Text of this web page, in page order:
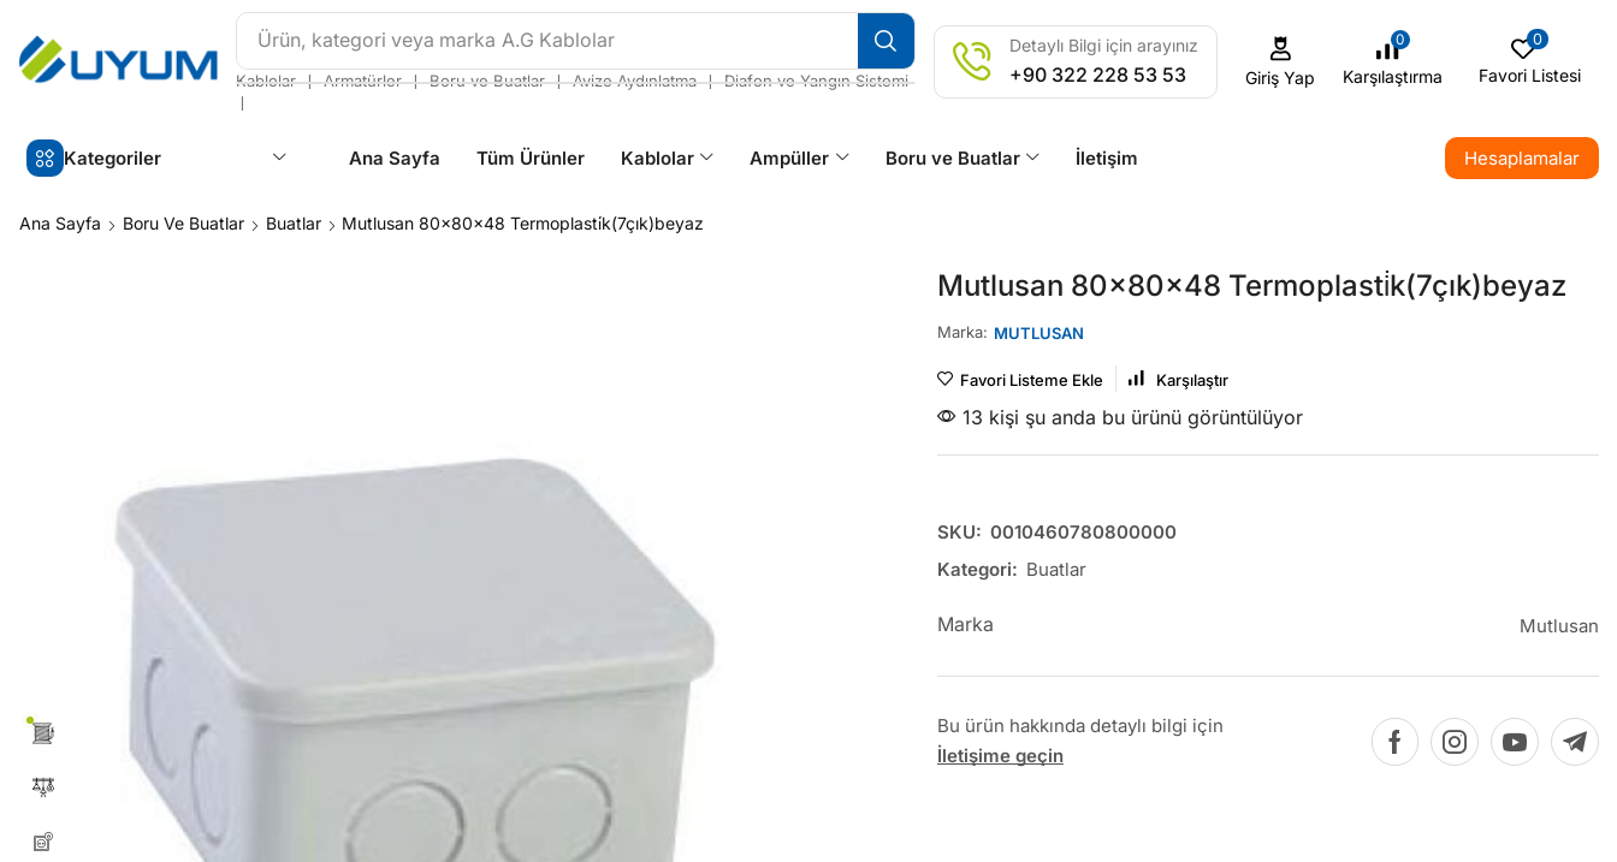
Ürün, kategori veya marka A.G Kablolar
Kablolar ❘ Armatürler ❘ Boru ve Buatlar ❘ Avize Aydınlatma ❘ Diafon ve Yangın Sistemi
❘
Detaylı Bilgi için arayınız
+90 322 228 53 53 Giriş Yap
0
Karşılaştırma
0
Favori Listesi
Kategoriler Ana Sayfa Tüm Ürünler Kablolar Ampüller Boru ve Buatlar İletişim Hesaplamalar
Ana Sayfa Boru Ve Buatlar Buatlar Mutlusan 80x80x48 Termoplasti̇k(7çık)beyaz
Mutlusan 80x80x48 Termoplasti̇k(7çık)beyaz
Marka: MUTLUSAN
Favori Listeme Ekle Karşılaştır
13 kişi şu anda bu ürünü görüntülüyor
SKU: 0010460780800000
Kategori: Buatlar
Marka Mutlusan
Bu ürün hakkında detaylı bilgi için
İletişime geçin